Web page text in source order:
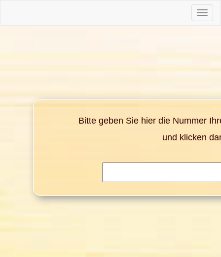
Toggle
Bitte geben Sie hier die Nummer
und klicken